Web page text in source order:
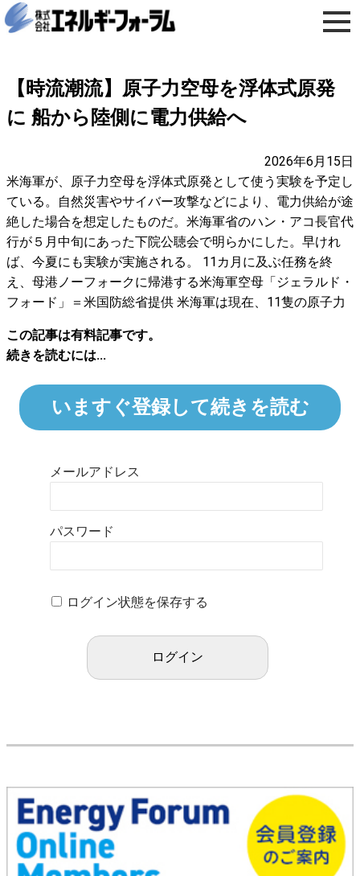
【時流潮流】原子力空母を浮体式原発
に 船から陸側に電力供給へ
2026年6月15日
米海軍が、原子力空母を浮体式原発として使う実験を予定し
ている。自然災害やサイバー攻撃などにより、電力供給が途
絶した場合を想定したものだ。米海軍省のハン・アコ長官代
行が５月中旬にあった下院公聴会で明らかにした。早けれ
ば、今夏にも実験が実施される。 11カ月に及ぶ任務を終
え、母港ノーフォークに帰港する米海軍空母「ジェラルド・
フォード」＝米国防総省提供 米海軍は現在、11隻の原子力
この記事は有料記事です。
続きを読むには...
いますぐ登録して続きを読む
メールアドレス
パスワード
ログイン状態を保存する